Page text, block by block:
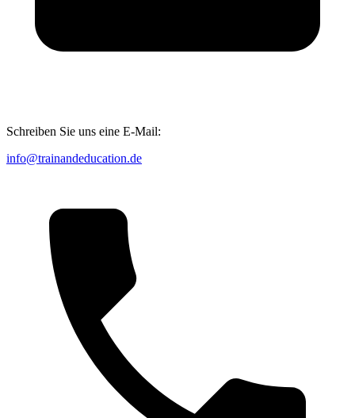
Schreiben Sie uns eine E-Mail:
info@trainandeducation.de